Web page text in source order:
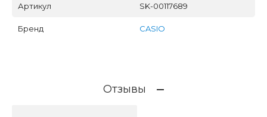
Артикул SK-00117689
Бренд CASIO
Отзывы